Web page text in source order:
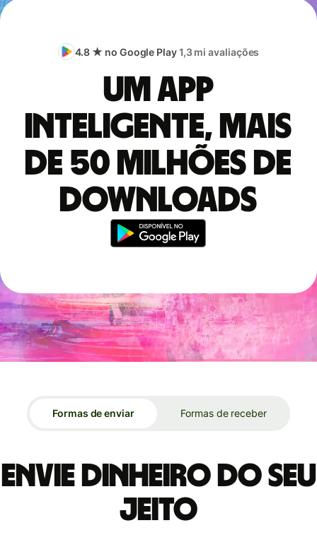
4.8 ★ no Google Play1,3 mi avaliações
Um app
inteligente, mais
de 50 milhões de
downloads
Formas de enviar Formas de receber
Envie dinheiro do seu
jeito